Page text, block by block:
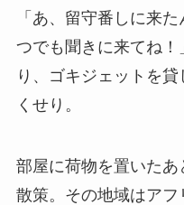
「あ、留守番しに来
つでも聞きに来てね
り、ゴキジェットを
くせり。
部屋に荷物を置いた
散策。その地域はア